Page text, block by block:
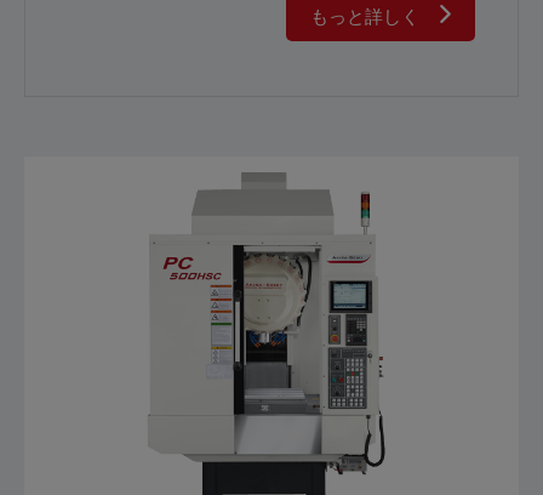
もっと詳しく